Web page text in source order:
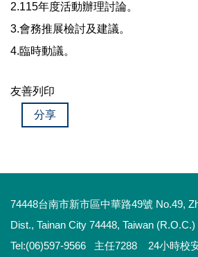
2.115年度活動辦理討論。
3.會務推展檢討及建議。
4.臨時動議。
友善列印
分享
74448台南市新市區中華路49號 No.49,
Dist., Tainan City 74448, Taiwan (R.O.C.)
Tel:(06)597-9566 主任7288 24小時校